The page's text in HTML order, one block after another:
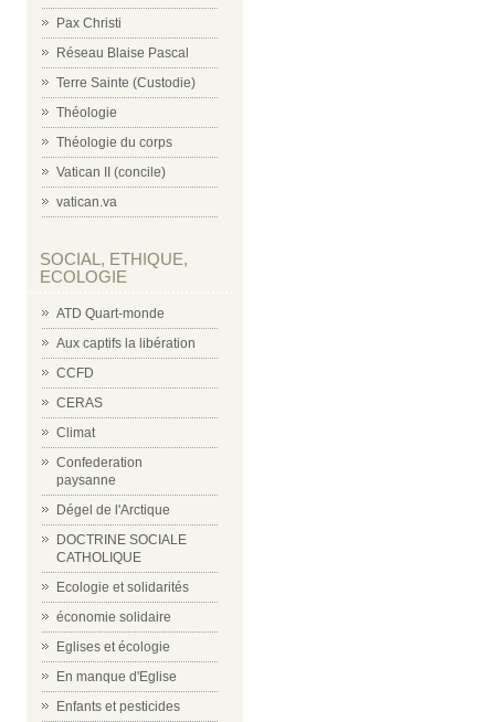
Pax Christi
Réseau Blaise Pascal
Terre Sainte (Custodie)
Théologie
Théologie du corps
Vatican II (concile)
vatican.va
SOCIAL, ETHIQUE,
ECOLOGIE
ATD Quart-monde
Aux captifs la libération
CCFD
CERAS
Climat
Confederation
paysanne
Dégel de l'Arctique
DOCTRINE SOCIALE
CATHOLIQUE
Ecologie et solidarités
économie solidaire
Eglises et écologie
En manque d'Eglise
Enfants et pesticides